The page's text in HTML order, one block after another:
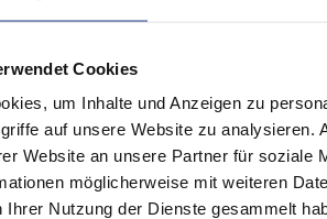
Cookies
um Inhalte und Anzeigen zu
auf unsere Website zu analysieren.
Website an unsere Partner für soziale
möglicherweise mit weiteren
Ihrer Nutzung der Dienste gesammelt